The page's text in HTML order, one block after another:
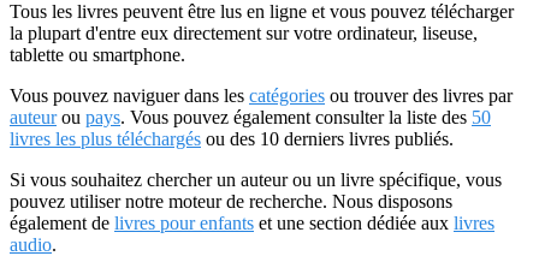
Tous les livres peuvent être lus en ligne et vous pouvez télécharger
la plupart d'entre eux directement sur votre ordinateur, liseuse,
tablette ou smartphone.
Vous pouvez naviguer dans les catégories ou trouver des livres par
auteurou pays. Vous pouvez également consulter la liste des 50
livres les plus téléchargés ou des 10 derniers livres publiés.
Si vous souhaitez chercher un auteur ou un livre spécifique, vous
pouvez utiliser notre moteur de recherche. Nous disposons
également de livres pour enfants et une section dédiée aux livres
audio.